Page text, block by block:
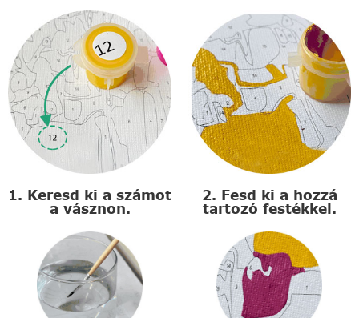
1. Keresd ki a számot
a vásznon.
2. Fesd ki a hozzá
tartozó festékkel.